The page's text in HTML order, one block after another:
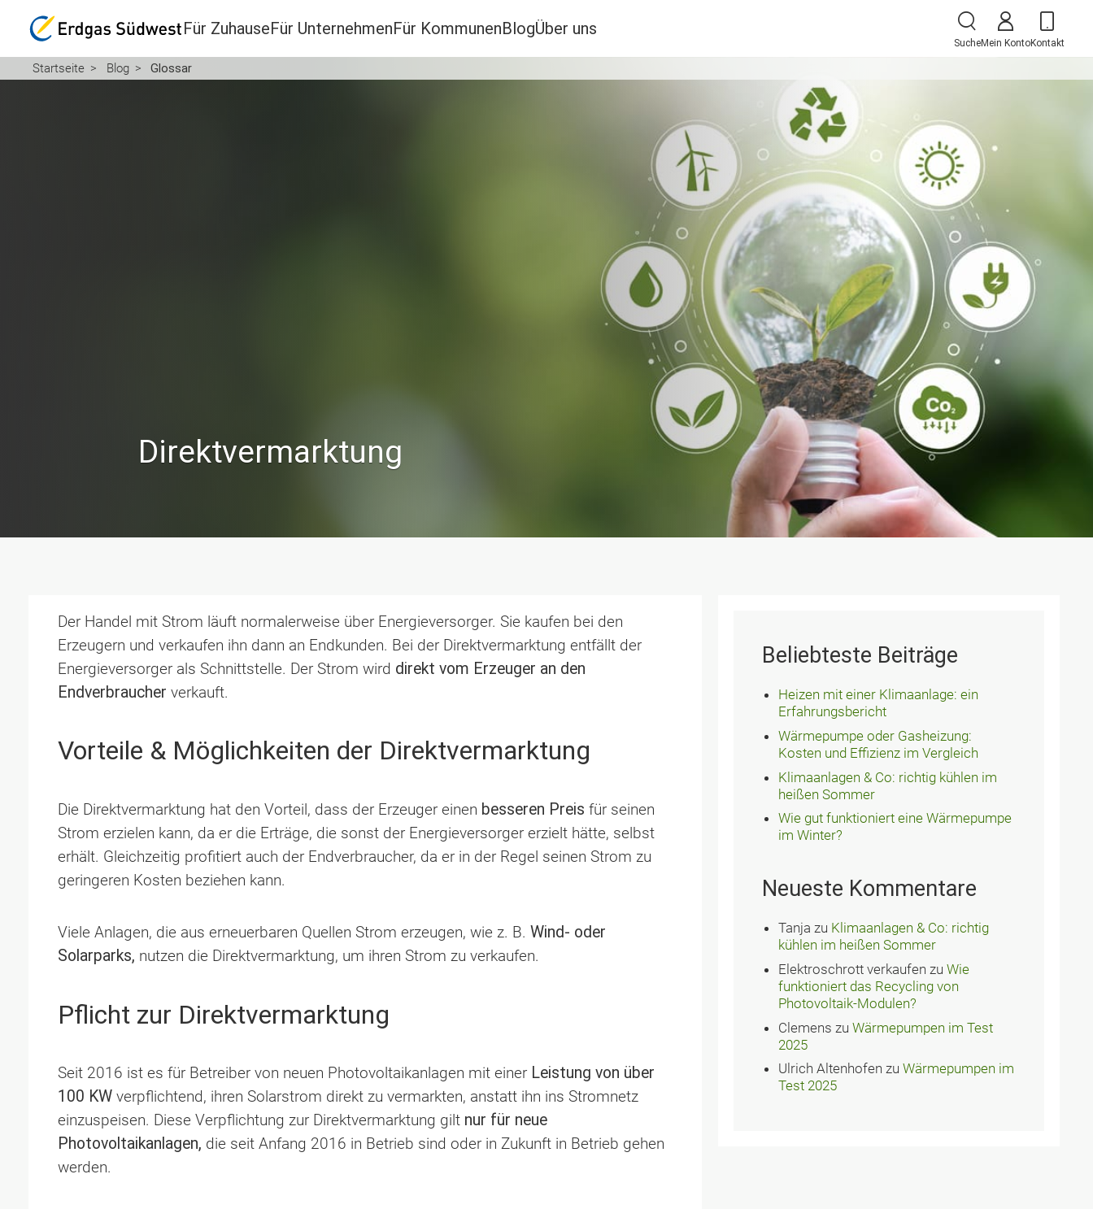
Für ZuhauseFür UnternehmenFür KommunenBlogÜber uns
SucheMein KontoKontakt
Startseite Blog Glossar
Direktvermarktung
Der Handel mit Strom läuft normalerweise über Energieversorger. Sie kaufen bei den
Erzeugern und verkaufen ihn dann an Endkunden. Bei der Direktvermarktung entfällt der
Energieversorger als Schnittstelle. Der Strom wird direkt vom Erzeuger an den
Endverbraucher verkauft.
Vorteile & Möglichkeiten der Direktvermarktung
Die Direktvermarktung hat den Vorteil, dass der Erzeuger einen besseren Preis für seinen
Strom erzielen kann, da er die Erträge, die sonst der Energieversorger erzielt hätte, selbst
erhält. Gleichzeitig profitiert auch der Endverbraucher, da er in der Regel seinen Strom zu
geringeren Kosten beziehen kann.
Viele Anlagen, die aus erneuerbaren Quellen Strom erzeugen, wie z. B. Wind- oder
Solarparks, nutzen die Direktvermarktung, um ihren Strom zu verkaufen.
Pflicht zur Direktvermarktung
Seit 2016 ist es für Betreiber von neuen Photovoltaikanlagen mit einer Leistung von über
100 KWverpflichtend, ihren Solarstrom direkt zu vermarkten, anstatt ihn ins Stromnetz
einzuspeisen. Diese Verpflichtung zur Direktvermarktung gilt nur für neue
Photovoltaikanlagen, die seit Anfang 2016 in Betrieb sind oder in Zukunft in Betrieb gehen
werden.
Beliebteste Beiträge
Heizen mit einer Klimaanlage: ein
Erfahrungsbericht
Wärmepumpe oder Gasheizung:
Kosten und Effizienz im Vergleich
Klimaanlagen & Co: richtig kühlen im
heißen Sommer
Wie gut funktioniert eine Wärmepumpe
im Winter?
Neueste Kommentare
Tanja zu Klimaanlagen & Co: richtig
kühlen im heißen Sommer
Elektroschrott verkaufen zuWie
funktioniert das Recycling von
Photovoltaik-Modulen?
Clemens zuWärmepumpen im Test
2025
Ulrich Altenhofen zuWärmepumpen im
Test 2025